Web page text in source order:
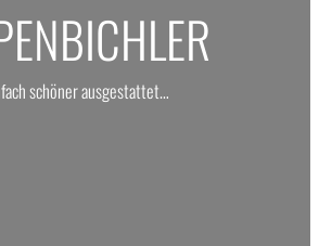
schöner ausgestattet…